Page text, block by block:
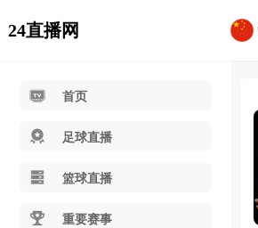
24直播网
首页
足球直播
篮球直播
重要赛事